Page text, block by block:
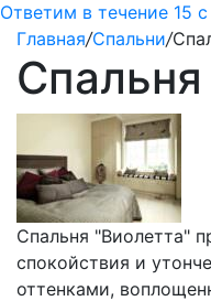
Ответим в течение 15 с
Главная/Спальни/
Спальня "Виолетта"
спокойствия и
оттенками,